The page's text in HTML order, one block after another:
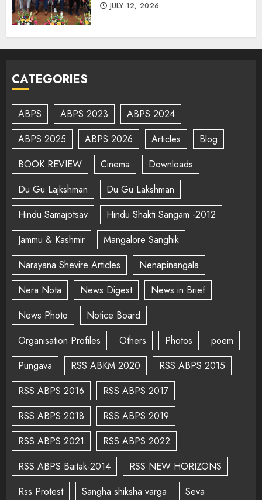
JULY 12, 2026
CATEGORIES
ABPS ABPS 2023
ABPS 2024
ABPS 2025
ABPS 2026 Articles
Blog
BOOK REVIEW
Cinema
Downloads
Du Gu Lajkshman
Du Gu Lakshman
Hindu Samajotsav
Hindu Shakti Sangam -2012
Jammu & Kashmir
Mangalore Sanghik
Narayana Shevire Articles
Nenapinangala
Nera Nota
News Digest
News in Brief
News Photo
Notice Board
Organisation Profiles
Others Photos
poem
Pungava
RSS ABKM 2020
RSS ABPS 2015
RSS ABPS 2016
RSS ABPS 2017
RSS ABPS 2018
RSS ABPS 2019
RSS ABPS 2021
RSS ABPS 2022
RSS ABPS Baitak-2014
RSS NEW HORIZONS
Rss Protest
Sangha shiksha varga Seva